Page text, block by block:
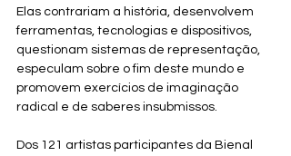
Elas contrariam a história, desenvolvem
ferramentas, tecnologias e dispositivos,
questionam sistemas de representação,
especulam sobre o fim deste mundo e
promovem exercícios de imaginação
radical e de saberes insubmissos.
Dos 121 artistas participantes da Bienal